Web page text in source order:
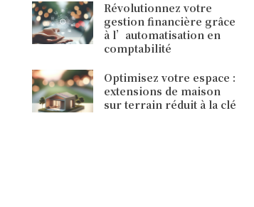
Révolutionnez votre
gestion financière grâce
à l’automatisation en
comptabilité
Optimisez votre espace :
extensions de maison
sur terrain réduit à la clé